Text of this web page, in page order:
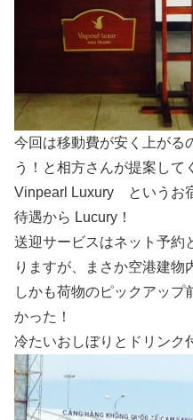
今回は移動費が安く上がる
う！と相方さんが提案して
Vinpearl Luxury というお
待遇から Lucury！
送迎サービスはネット予約
りますが、まさか空港建物
しかも荷物のピックアップ
かった！
冷たいおしぼりとドリンク